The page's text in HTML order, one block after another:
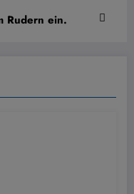
Rudern ein.